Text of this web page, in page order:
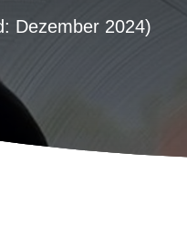
Dezember 2024)